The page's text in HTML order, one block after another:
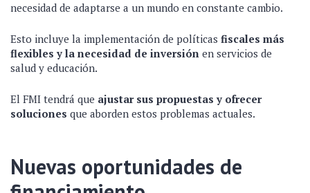
necesidad de adaptarse a un mundo en constante cambio.
Esto incluye la implementación de políticas fiscales más
flexibles y la necesidad de inversión en servicios de
salud y educación.
El FMI tendrá que ajustar sus propuestas y ofrecer
soluciones que aborden estos problemas actuales.
Nuevas oportunidades de